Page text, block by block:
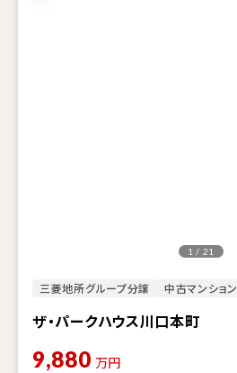
三菱地所グループ分譲 中古マンション
ザ・パークハウス川口本町
1 / 21
9,880 万円